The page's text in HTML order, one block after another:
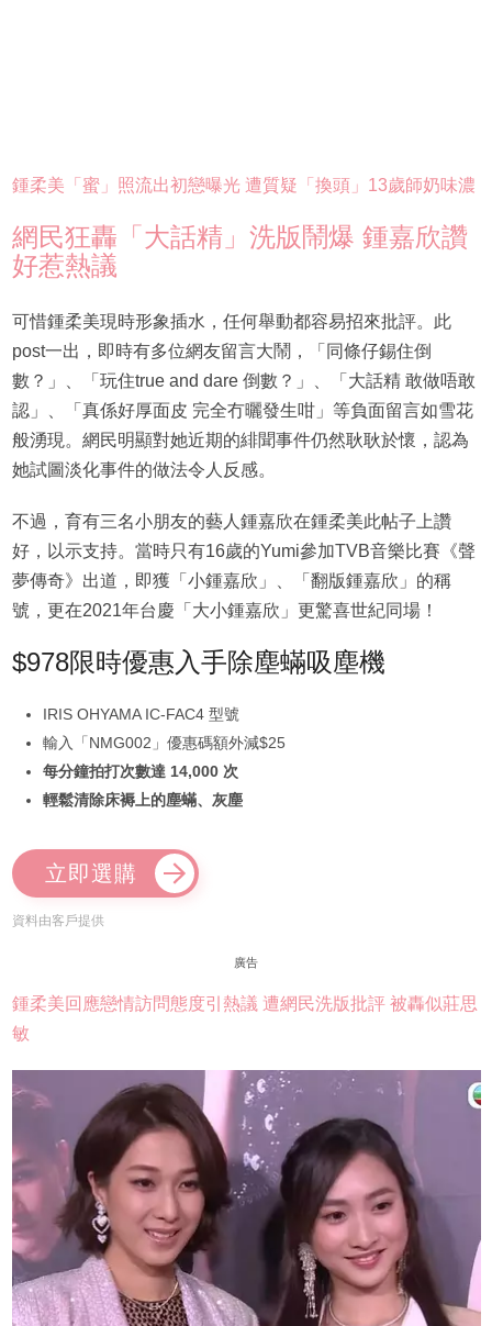
鍾柔美「蜜」照流出初戀曝光 遭質疑「換頭」13歲師奶味濃
網民狂轟「大話精」洗版鬧爆 鍾嘉欣讚
好惹熱議
可惜鍾柔美現時形象插水，任何舉動都容易招來批評。此
post一出，即時有多位網友留言大鬧，「同條仔錫住倒
數？」、「玩住true and dare 倒數？」、「大話精 敢做唔敢
認」、「真係好厚面皮 完全冇曬發生咁」等負面留言如雪花
般湧現。網民明顯對她近期的緋聞事件仍然耿耿於懷，認為
她試圖淡化事件的做法令人反感。
不過，育有三名小朋友的藝人鍾嘉欣在鍾柔美此帖子上讚
好，以示支持。當時只有16歲的Yumi參加TVB音樂比賽《聲
夢傳奇》出道，即獲「小鍾嘉欣」、「翻版鍾嘉欣」的稱
號，更在2021年台慶「大小鍾嘉欣」更驚喜世紀同場！
$978限時優惠入手除塵蟎吸塵機
IRIS OHYAMA IC-FAC4 型號
輸入「NMG002」優惠碼額外減$25
每分鐘拍打次數達 14,000 次
輕鬆清除床褥上的塵蟎、灰塵
立即選購
資料由客戶提供
廣告
鍾柔美回應戀情訪問態度引熱議 遭網民洗版批評 被轟似莊思
敏